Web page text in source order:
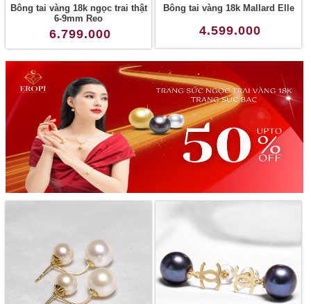
Bông tai vàng 18k ngọc trai thật
6-9mm Reo
6.799.000
Bông tai vàng 18k Mallard Elle
4.599.000